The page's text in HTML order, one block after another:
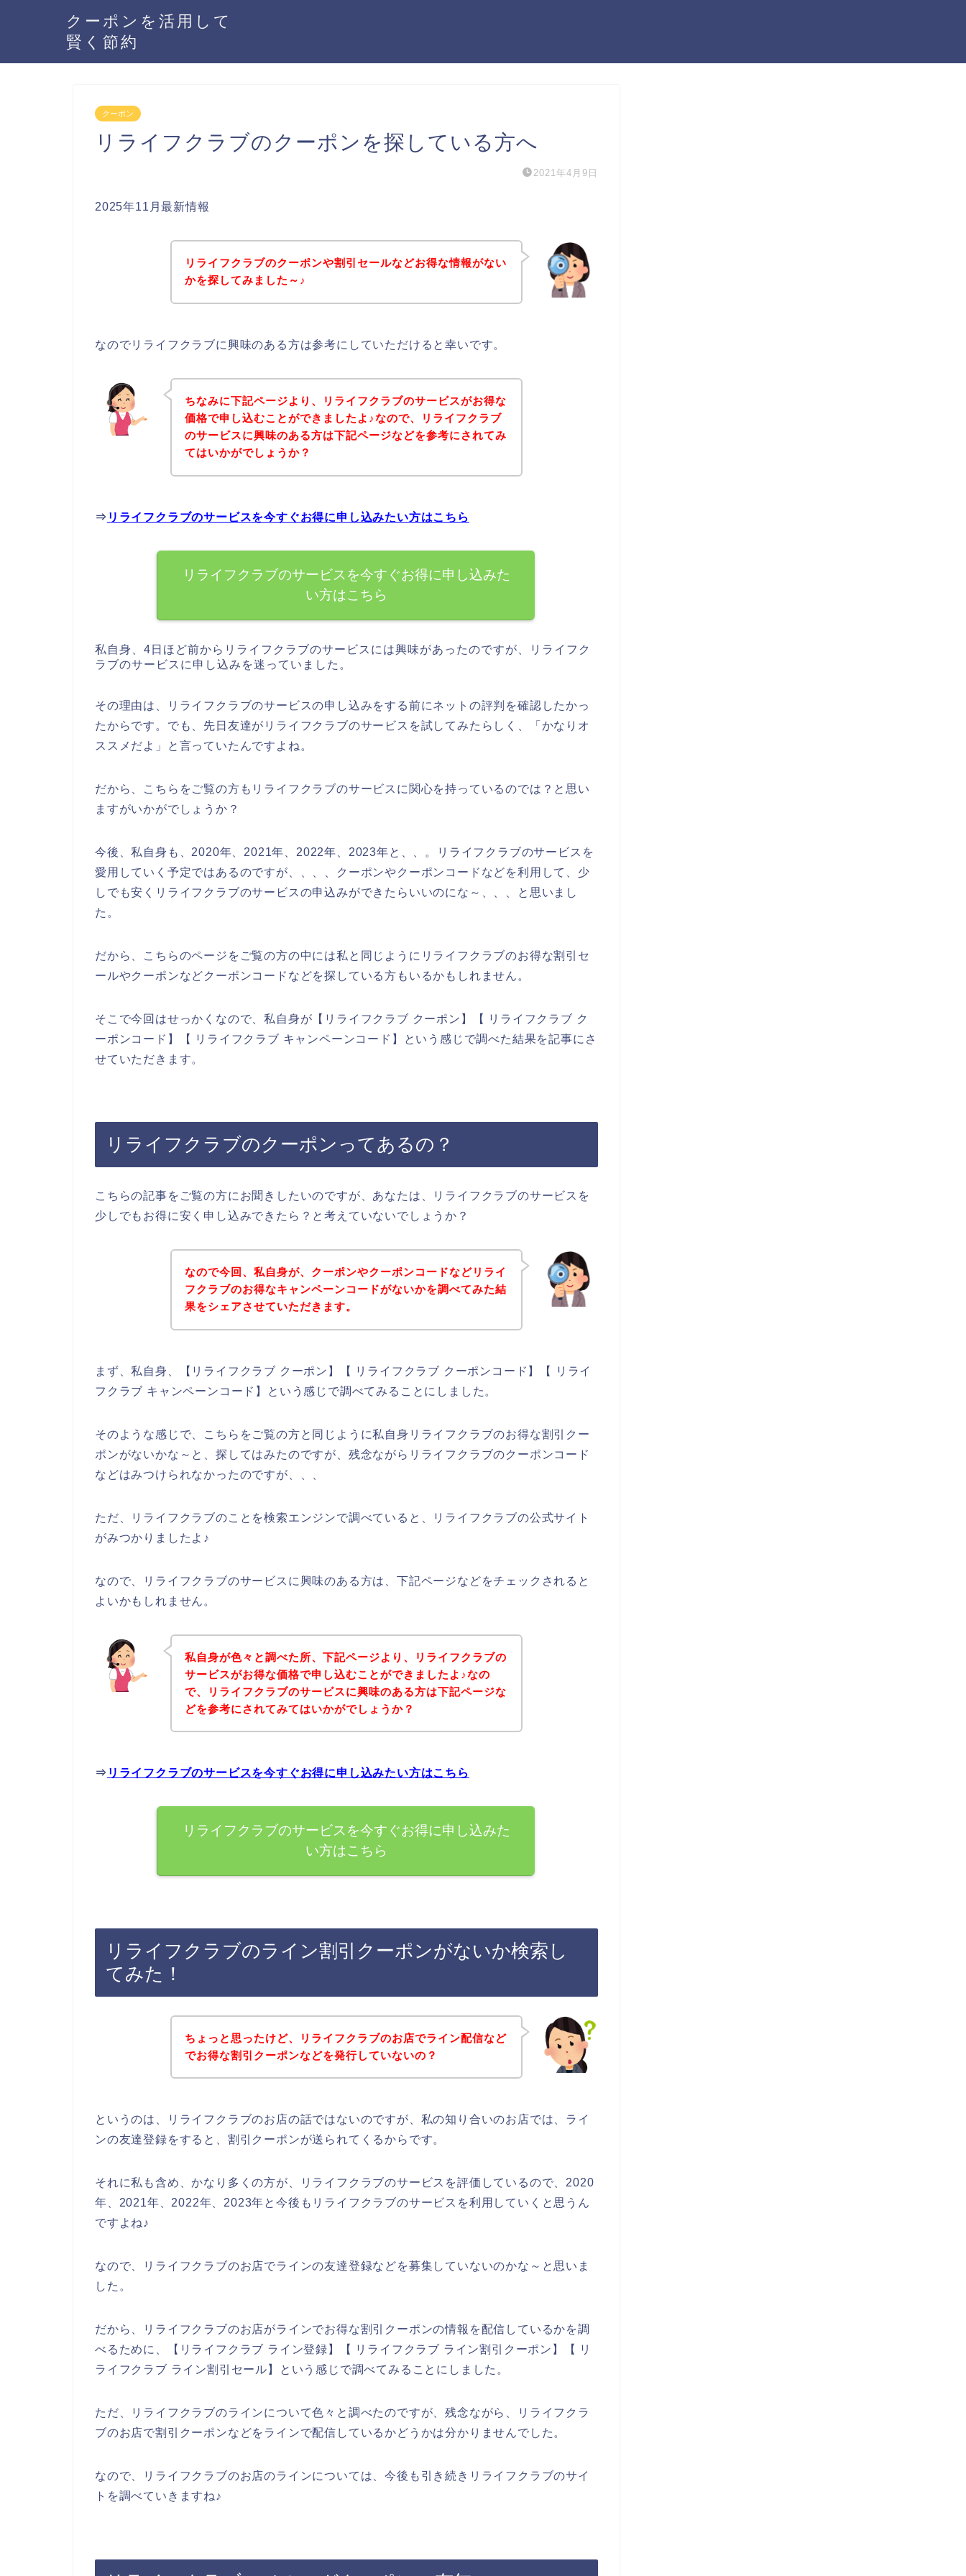
クーポンを活用して
賢く節約
クーポン
リライフクラブのクーポンを探している方へ
2021年4月9日
2025年11月最新情報
リライフクラブのクーポンや割引セールなどお得な情報がない
かを探してみました～♪
なのでリライフクラブに興味のある方は参考にしていただけると幸いです。
ちなみに下記ページより、リライフクラブのサービスがお得な
価格で申し込むことができましたよ♪なので、リライフクラブ
のサービスに興味のある方は下記ページなどを参考にされてみ
てはいかがでしょうか？
⇒ リライフクラブのサービスを今すぐお得に申し込みたい方はこちら
リライフクラブのサービスを今すぐお得に申し込みた
い方はこちら
私自身、4日ほど前からリライフクラブのサービスには興味があったのですが、リライフク
ラブのサービスに申し込みを迷っていました。
その理由は、リライフクラブのサービスの申し込みをする前にネットの評判を確認したかっ
たからです。でも、先日友達がリライフクラブのサービスを試してみたらしく、「かなりオ
ススメだよ」と言っていたんですよね。
だから、こちらをご覧の方もリライフクラブのサービスに関心を持っているのでは？と思い
ますがいかがでしょうか？
今後、私自身も、2020年、2021年、2022年、2023年と、、。リライフクラブのサービスを
愛用していく予定ではあるのですが、、、、クーポンやクーポンコードなどを利用して、少
しでも安くリライフクラブのサービスの申込みができたらいいのにな～、、、と思いまし
た。
だから、こちらのページをご覧の方の中には私と同じようにリライフクラブのお得な割引セ
ールやクーポンなどクーポンコードなどを探している方もいるかもしれません。
そこで今回はせっかくなので、私自身が【リライフクラブ クーポン】【 リライフクラブ ク
ーポンコード】【 リライフクラブ キャンペーンコード】という感じで調べた結果を記事にさ
せていただきます。
リライフクラブのクーポンってあるの？
こちらの記事をご覧の方にお聞きしたいのですが、あなたは、リライフクラブのサービスを
少しでもお得に安く申し込みできたら？と考えていないでしょうか？
なので今回、私自身が、クーポンやクーポンコードなどリライ
フクラブのお得なキャンペーンコードがないかを調べてみた結
果をシェアさせていただきます。
まず、私自身、【リライフクラブ クーポン】【 リライフクラブ クーポンコード】【 リライ
フクラブ キャンペーンコード】という感じで調べてみることにしました。
そのような感じで、こちらをご覧の方と同じように私自身リライフクラブのお得な割引クー
ポンがないかな～と、探してはみたのですが、残念ながらリライフクラブのクーポンコード
などはみつけられなかったのですが、、、
ただ、リライフクラブのことを検索エンジンで調べていると、リライフクラブの公式サイト
がみつかりましたよ♪
なので、リライフクラブのサービスに興味のある方は、下記ページなどをチェックされると
よいかもしれません。
私自身が色々と調べた所、下記ページより、リライフクラブの
サービスがお得な価格で申し込むことができましたよ♪なの
で、リライフクラブのサービスに興味のある方は下記ページな
どを参考にされてみてはいかがでしょうか？
⇒ リライフクラブのサービスを今すぐお得に申し込みたい方はこちら
リライフクラブのサービスを今すぐお得に申し込みた
い方はこちら
リライフクラブのライン割引クーポンがないか検索し
てみた！
ちょっと思ったけど、リライフクラブのお店でライン配信など
でお得な割引クーポンなどを発行していないの？
というのは、リライフクラブのお店の話ではないのですが、私の知り合いのお店では、ライ
ンの友達登録をすると、割引クーポンが送られてくるからです。
それに私も含め、かなり多くの方が、リライフクラブのサービスを評価しているので、2020
年、2021年、2022年、2023年と今後もリライフクラブのサービスを利用していくと思うん
ですよね♪
なので、リライフクラブのお店でラインの友達登録などを募集していないのかな～と思いま
した。
だから、リライフクラブのお店がラインでお得な割引クーポンの情報を配信しているかを調
べるために、【リライフクラブ ライン登録】【 リライフクラブ ライン割引クーポン】【 リ
ライフクラブ ライン割引セール】という感じで調べてみることにしました。
ただ、リライフクラブのラインについて色々と調べたのですが、残念ながら、リライフクラ
ブのお店で割引クーポンなどをラインで配信しているかどうかは分かりませんでした。
なので、リライフクラブのお店のラインについては、今後も引き続きリライフクラブのサイ
トを調べていきますね♪